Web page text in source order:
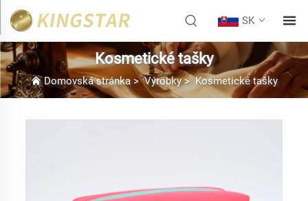
SK
Kosmetické tašky
Domovská stránka>Výrobky>Kosmetické tašky